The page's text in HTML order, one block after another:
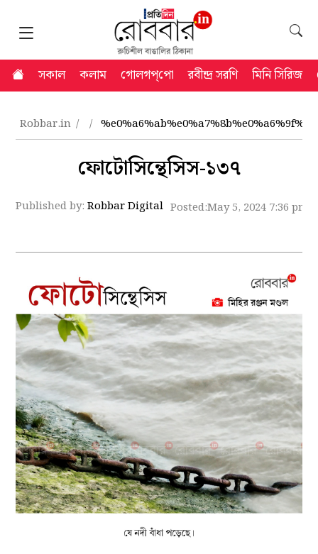
সকাল কলাম গোলগপ্‌পো রবীন্দ্র সরণি মিনি সিরিজ
Robbar.in
ফোটোসিন্থেসিস-১৩৭
Published by:Robbar Digital Posted:May 5, 2024 7:36 pm